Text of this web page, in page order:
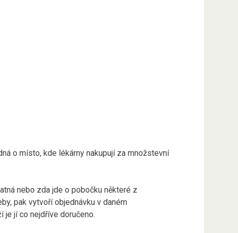
o místo, kde lékárny nakupují za množstevní
nebo zda jde o pobočku některé z
pak vytvoří objednávku v daném
je jí co nejdříve doručeno.